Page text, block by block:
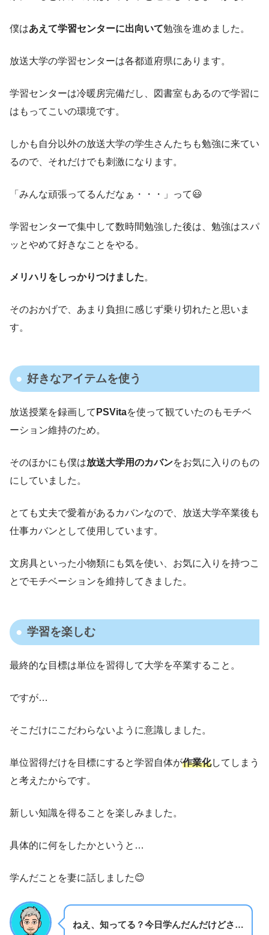
僕はあえて学習センターに出向いて勉強を進めました。
放送大学の学習センターは各都道府県にあります。
学習センターは冷暖房完備だし、図書室もあるので学習に
はもってこいの環境です。
しかも自分以外の放送大学の学生さんたちも勉強に来てい
るので、それだけでも刺激になります。
「みんな頑張ってるんだなぁ・・・」って😃
学習センターで集中して数時間勉強した後は、勉強はスパ
ッとやめて好きなことをやる。
メリハリをしっかりつけました。
そのおかげで、あまり負担に感じず乗り切れたと思いま
す。
好きなアイテムを使う
放送授業を録画して PSVitaを使って観ていたのもモチベ
ーション維持のため。
そのほかにも僕は放送大学用のカバンをお気に入りのもの
にしていました。
とても丈夫で愛着があるカバンなので、放送大学卒業後も
仕事カバンとして使用しています。
文房具といった小物類にも気を使い、お気に入りを持つこ
とでモチベーションを維持してきました。
学習を楽しむ
最終的な目標は単位を習得して大学を卒業すること。
ですが…
そこだけにこだわらないように意識しました。
単位習得だけを目標にすると学習自体が作業化してしまう
と考えたからです。
新しい知識を得ることを楽しみました。
具体的に何をしたかというと…
学んだことを妻に話しました😊
ねえ、知ってる？今日学んだんだけどさ…